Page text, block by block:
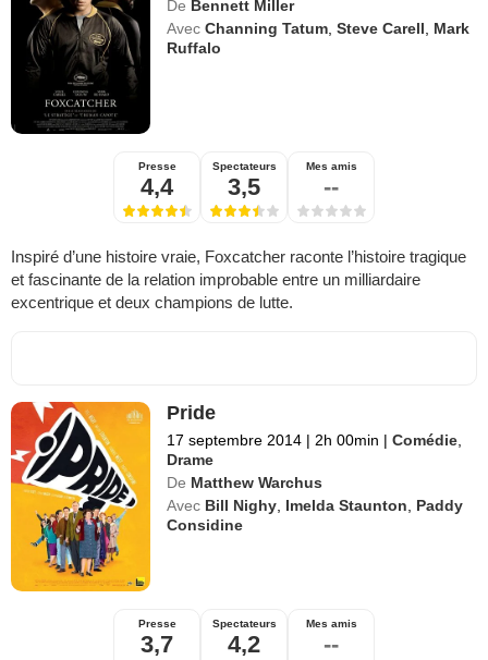
De Bennett Miller
Avec Channing Tatum,Steve Carell, Mark
Ruffalo
Presse
4,4
Spectateurs
3,5
Mes amis
--
Inspiré d’une histoire vraie, Foxcatcher raconte l’histoire tragique
et fascinante de la relation improbable entre un milliardaire
excentrique et deux champions de lutte.
Pride
17 septembre 2014 | 2h 00min | Comédie,
Drame
De Matthew Warchus
Avec Bill Nighy, Imelda Staunton, Paddy
Considine
Presse
3,7
Spectateurs
4,2
Mes amis
--